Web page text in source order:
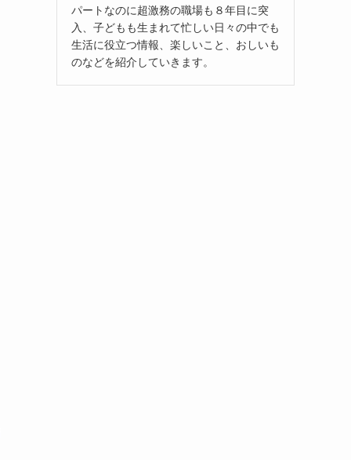
パートなのに超激務の職場も８年目に突
入、子どもも生まれて忙しい日々の中でも
生活に役立つ情報、楽しいこと、おしいも
のなどを紹介していきます。